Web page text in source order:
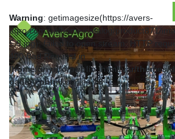
Warning: getimagesize(https://avers-
agro.com.ua/home/catalog/product871/
5,8.jpg): failed to open stream: HTTP
400 Bad Request in
/home/uriyrlfo/public_html/var/
gallery.phtmlon line18